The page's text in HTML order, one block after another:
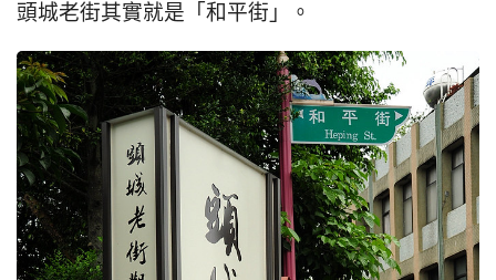
頭城老街其實就是「和平街」。